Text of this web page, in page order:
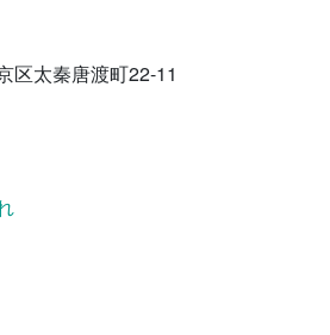
区太秦唐渡町22-11